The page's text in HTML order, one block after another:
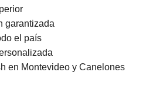
garantizada
el país
en Montevideo y Canelones